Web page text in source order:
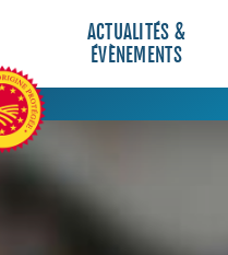
ACTUALITÉS &
ÉVÈNEMENTS